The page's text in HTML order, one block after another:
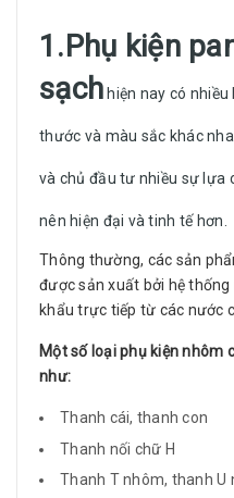
1.Phụ kiện
sạch hiện nay có
thước và màu sắc khác
và chủ đầu tư nhiều sự lựa
nên hiện đại và tinh tế hơn.
Thông thường, các sản
được sản xuất bởi hệ
khẩu trực tiếp từ các nước
Một số loại phụ kiện nhôm
như:
Thanh cái, thanh con
Thanh nối chữ H
Thanh T nhôm, thanh U